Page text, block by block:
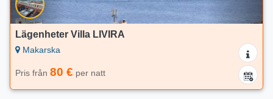
Lägenheter Villa LIVIRA
Makarska
Pris från 80 € per natt